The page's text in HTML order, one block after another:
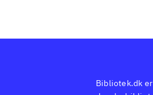
Bibliotek.dk